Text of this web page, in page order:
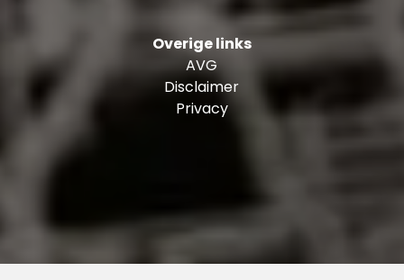
Kenmerken en bijzonderheden:
Bouwjaar: 2000
Woonoppervlakte: ± 118 m²
Inhoud: ± 386 m³
Erfpacht afgekocht tot 07-10-2049
VvE bijdrage: ± € 102 ,- per maand
Externe berging / schuur: ± 9 m²
Oplevering: in overleg, indicatie november 2022,
uiterlijk januari 2023.
Overige links
AVG
Disclaimer
Privacy